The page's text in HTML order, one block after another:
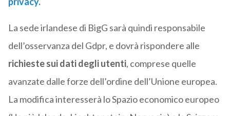
La sede irlandese di BigG sarà quindi responsabile
dell’osservanza del Gdpr, e dovrà rispondere alle
richieste sui dati degli utenti, comprese quelle
avanzate dalle forze dell’ordine dell’Unione europea.
La modifica interesserà lo Spazio economico europeo